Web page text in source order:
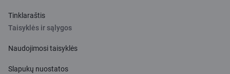
Tinklaraštis
Taisyklės ir sąlygos
Naudojimosi taisyklės
Slapukų nuostatos